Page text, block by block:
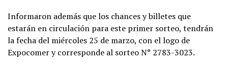
Informaron además que los chances y billetes que
estarán en circulación para este primer sorteo, tendrán
la fecha del miércoles 25 de marzo, con el logo de
Expocomer y corresponde al sorteo N° 2783-3023.